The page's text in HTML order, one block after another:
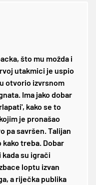
što mu možda i
utakmici je uspio
otvorio izvrsnom
Ima jako dobar
kako se to
je pronašao
pa savršen. Talijan
kako treba. Dobar
su igrači
loptu izvan
a riječka publika